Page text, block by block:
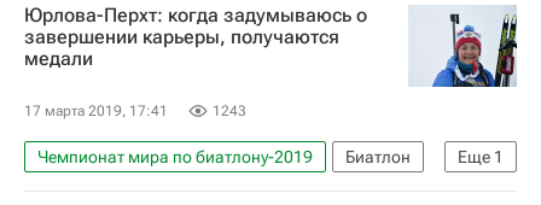
Юрлова-Перхт: когда задумываюсь о
завершении карьеры, получаются
медали
17 марта 2019, 17:41 1243
Еще 1
Чемпионат мира по биатлону-2019
Биатлон
Екатерина Юрлова-Перхт